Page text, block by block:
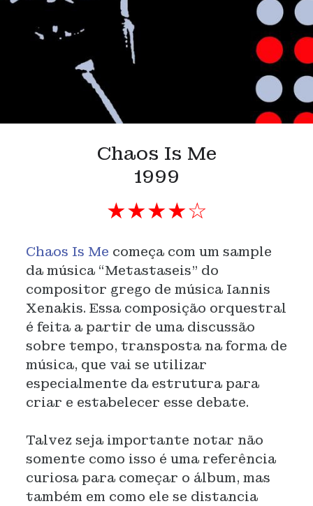
Chaos Is Me
1999
★★★★☆
Chaos Is Me começa com um sample
da música “Metastaseis” do
compositor grego de música Iannis
Xenakis. Essa composição orquestral
é feita a partir de uma discussão
sobre tempo, transposta na forma de
música, que vai se utilizar
especialmente da estrutura para
criar e estabelecer esse debate.
Talvez seja importante notar não
somente como isso é uma referência
curiosa para começar o álbum, mas
também em como ele se distancia